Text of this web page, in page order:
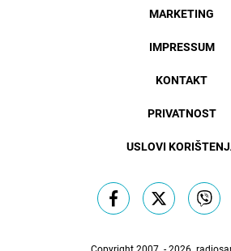
MARKETING
IMPRESSUM
KONTAKT
PRIVATNOST
USLOVI